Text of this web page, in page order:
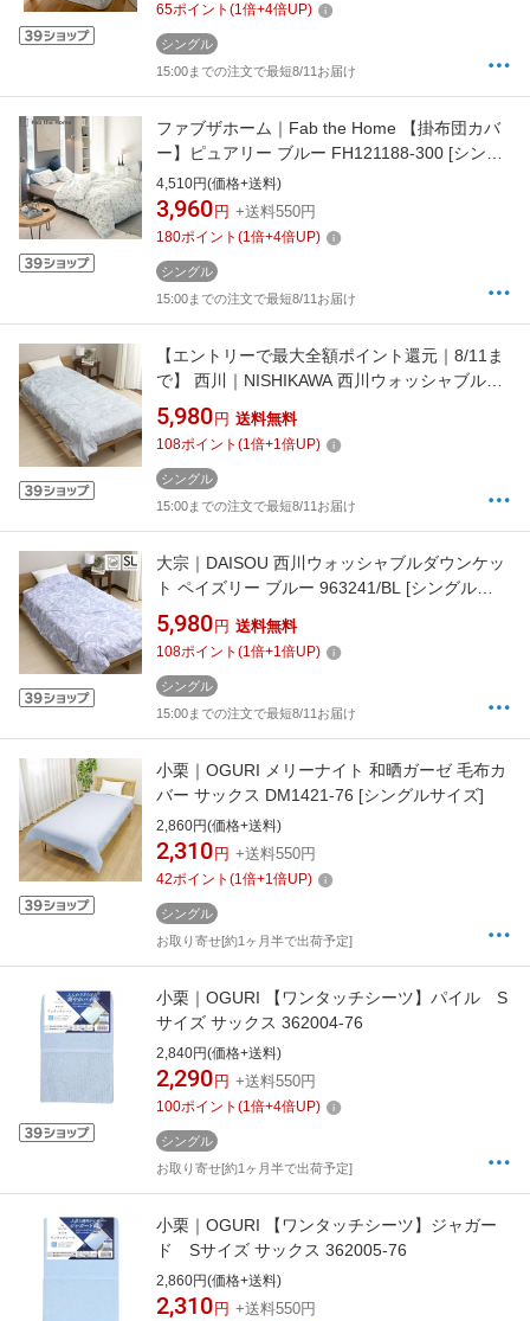
65ポイント (1倍+4倍UP)
シングル
15:00までの注文で最短8/11お届け
ファブザホーム｜Fab the Home 【掛布団カバ
ー】ピュアリー ブルー FH121188-300 [シング
ルサイズ]
4,510円(価格+送料)
3,960 円 +送料550円
180ポイント (1倍+4倍UP)
シングル
15:00までの注文で最短8/11お届け
【エントリーで最大全額ポイント還元｜8/11ま
で】 西川｜NISHIKAWA 西川ウォッシャブルダ
ウンケット 花柄 ブルー 963240/BL [シングル
(150×210cm)]
5,980 円 送料無料
108ポイント (1倍+1倍UP)
シングル
15:00までの注文で最短8/11お届け
大宗｜DAISOU 西川ウォッシャブルダウンケッ
ト ペイズリー ブルー 963241/BL [シングル
(150×210cm)]
5,980 円 送料無料
108ポイント (1倍+1倍UP)
シングル
15:00までの注文で最短8/11お届け
小栗｜OGURI メリーナイト 和晒ガーゼ 毛布カ
バー サックス DM1421-76 [シングルサイズ]
2,860円(価格+送料)
2,310 円 +送料550円
42ポイント (1倍+1倍UP)
シングル
お取り寄せ[約1ヶ月半で出荷予定]
小栗｜OGURI 【ワンタッチシーツ】パイル S
サイズ サックス 362004-76
2,840円(価格+送料)
2,290 円 +送料550円
100ポイント (1倍+4倍UP)
シングル
お取り寄せ[約1ヶ月半で出荷予定]
小栗｜OGURI 【ワンタッチシーツ】ジャガー
ド Sサイズ サックス 362005-76
2,860円(価格+送料)
2,310 円 +送料550円